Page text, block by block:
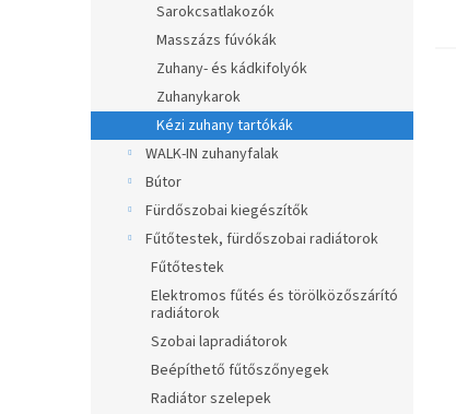
Sarokcsatlakozók
Masszázs fúvókák
Zuhany- és kádkifolyók
Zuhanykarok
Kézi zuhany tartókák
WALK-IN zuhanyfalak
Bútor
Fürdőszobai kiegészítők
Fűtőtestek, fürdőszobai radiátorok
Fűtőtestek
Elektromos fűtés és törölközőszárító
radiátorok
Szobai lapradiátorok
Beépíthető fűtőszőnyegek
Radiátor szelepek